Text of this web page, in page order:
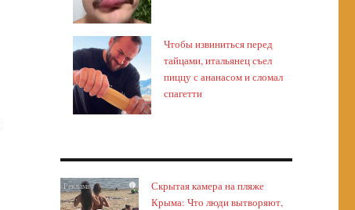
Чтобы извиниться перед
тайцами, итальянец съел
пиццу с ананасом и сломал
спагетти
i
Скрытая камера на пляже
Крыма: Что люди вытворяют,